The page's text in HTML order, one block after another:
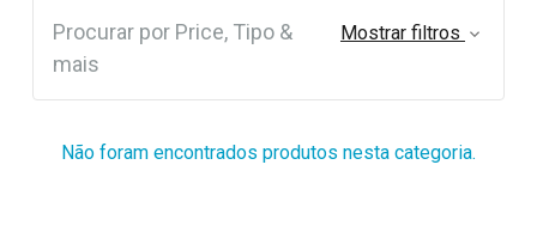
Procurar por Price, Tipo &
mais
Mostrar filtros
Não foram encontrados produtos nesta categoria.